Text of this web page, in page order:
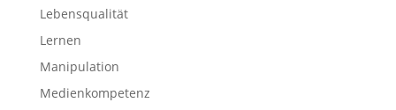
Lebensqualität
Lernen
Manipulation
Medienkompetenz